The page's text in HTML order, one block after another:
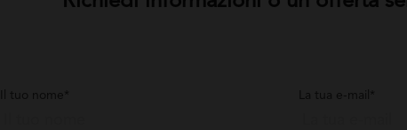
Il tuo nome* La tua e-mail*